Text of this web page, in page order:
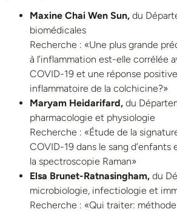
Maxine Chai Wen Sun, du
biomédicales
Recherche : «Une plus grande
à l’inflammation est-elle corrélée
COVID-19 et une réponse
inflammatoire de la colchicine?»
Maryam Heidarifard, du
pharmacologie et physiologie
Recherche : «Étude de la
COVID-19 dans le sang d’enfants
la spectroscopie Raman»
Elsa Brunet-Ratnasingham, du
microbiologie, infectiologie et
Recherche : «Qui traiter: